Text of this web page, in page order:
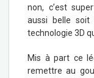
non, c’est
aussi belle
technologie 3D
Mis à part ce
remettre au